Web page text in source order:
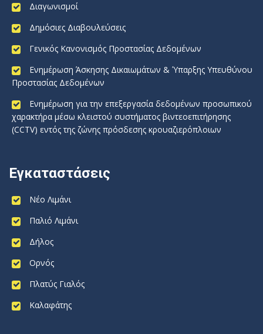
Διαγωνισμοί
Δημόσιες Διαβουλεύσεις
Γενικός Κανονισμός Προστασίας Δεδομένων
Ενημέρωση Άσκησης Δικαιωμάτων & Ύπαρξης Υπευθύνου
Προστασίας Δεδομένων
Ενημέρωση για την επεξεργασία δεδομένων προσωπικού
χαρακτήρα μέσω κλειστού συστήματος βιντεοεπιτήρησης
(CCTV) εντός της ζώνης πρόσδεσης κρουαζιερόπλοιων
Εγκαταστάσεις
Νέο Λιμάνι
Παλιό Λιμάνι
Δήλος
Ορνός
Πλατύς Γιαλός
Καλαφάτης